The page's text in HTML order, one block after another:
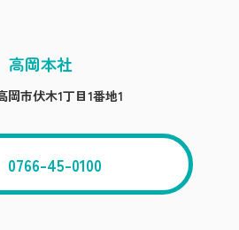
高岡本社
岡市伏木1丁目1番地1
0766-45-0100